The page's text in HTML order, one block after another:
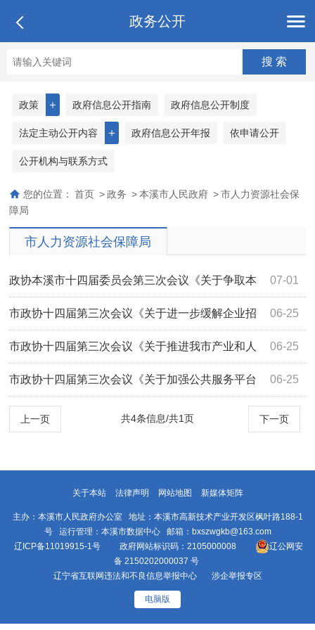
政务公开
＋
政策 政府信息公开指南 政府信息公开制度
＋
法定主动公开内容 政府信息公开年报 依申请公开
公开机构与联系方式
您的位置： 首页 > 政务 > 本溪市人民政府 > 市人力资源社会保
障局
市人力资源社会保障局
07-01
政协本溪市十四届委员会第三次会议《关于争取本
地大学生人才回溪就业控制本溪市人口下降... 06-25
市政协十四届第三次会议《关于进一步缓解企业招
工难问题的提案 》(第3185号)答复 06-25
市政协十四届第三次会议《关于推进我市产业和人
才融合发展的提案 》(第3044号)答复 06-25
市政协十四届第三次会议《关于加强公共服务平台
建设赋能“原字号”产业高质量发展的提案...
上一页 下一页
共4条信息/共1页
关于本站 法律声明 网站地图 新媒体矩阵
主办：本溪市人民政府办公室 地址：本溪市高新技术产业开发区枫叶路188-1
号 运行管理：本溪市数据中心 邮箱：bxszwgkb@163.com
辽ICP备11019915-1号 政府网站标识码：2105000008
辽公网安
备 2150202000037 号
辽宁省互联网违法和不良信息举报中心
涉企举报专区
电脑版